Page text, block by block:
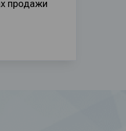
продажи